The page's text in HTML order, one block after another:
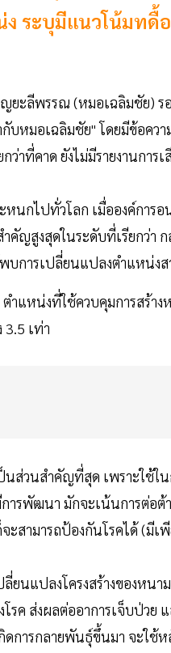
ระบุมีแนวโน้มทดื้
ยะลีพรรณ (หมอเฉลิมชัย)
หมอเฉลิมชัย" โดยมีข้อควา
ว่าที่คาด ยังไม่มีรายงานการ
หนกไปทั่วโลก เมื่อองค์การ
ญสูงสุดในระดับที่เรียกว่า
บการเปลี่ยนแปลงตำแหน่ง
ำแหน่งที่ใช้ควบคุมการสร้า
เท่า
นส่วนสำคัญที่สุด เพราะใช้ใ
พัฒนา มักจะเน้นการต่อต้า
ะสามารถป้องกันโรคได้ (มี
ยนแปลงโครงสร้างของหนา
รค ส่งผลต่ออาการเจ็บป่วย
ดการกลายพันธุ์ขึ้นมา จะใ